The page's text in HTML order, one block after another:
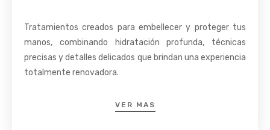
Tratamientos creados para embellecer y proteger tus
manos, combinando hidratación profunda, técnicas
precisas y detalles delicados que brindan una experiencia
totalmente renovadora.
VER MAS